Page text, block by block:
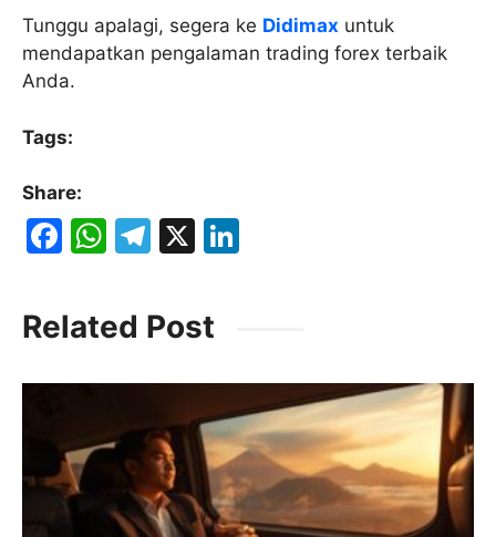
Tunggu apalagi, segera ke Didimax untuk
mendapatkan pengalaman trading forex terbaik
Anda.
Tags:
Share:
F
c
e
b
o
k
W
at
s
A
p
T
e
gr
a
X
dI
n
Related Post